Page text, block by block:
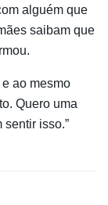
alguém que
saibam que
ao mesmo
Quero uma
isso.”